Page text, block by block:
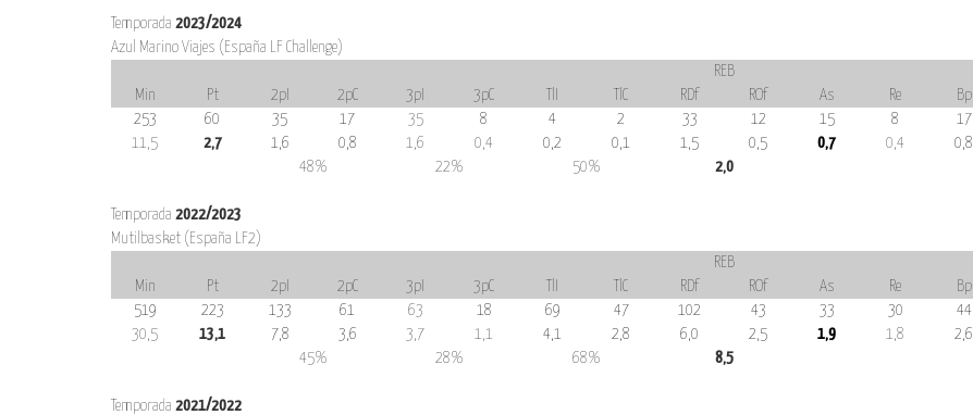
Temporada 2023/2024
Azul Marino Viajes (España LF Challenge)
REB
Min
Pt 2pI 2pC 3pI 3pC TlC RDf ROf As Re Bp
253
60 35 17 35 8 4 2 33 12 15 8 17
11,5
2,7 1,6 0,8 1,6 0,4 0,2 0,1 1,5 0,5 0,7 0,4 0,8
48%
22% 50% 2,0
Temporada 2022/2023
Mutilbasket (España LF2)
REB
Min
Pt 2pI 2pC 3pI 3pC TlC RDf ROf As Re Bp
519
223 133 61 63 18 69 47 102 43 33 30 44
30,5
13,1 7,8 3,6 3,7 1,1 4,1 2,8 6,0 2,5 1,9 1,8 2,6
45%
28% 68% 8,5
Temporada 2021/2022